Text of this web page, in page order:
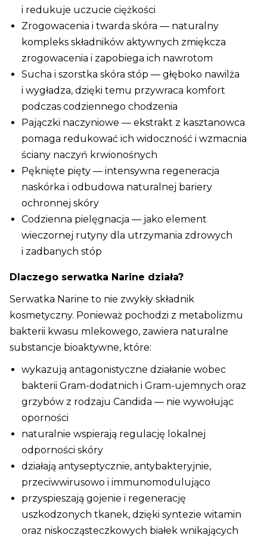
i redukuje uczucie ciężkości
Zrogowacenia i twarda skóra — naturalny
kompleks składników aktywnych zmiękcza
zrogowacenia i zapobiega ich nawrotom
Sucha i szorstka skóra stóp — głęboko nawilża
i wygładza, dzięki temu przywraca komfort
podczas codziennego chodzenia
Pajączki naczyniowe — ekstrakt z kasztanowca
pomaga redukować ich widoczność i wzmacnia
ściany naczyń krwionośnych
Pęknięte pięty — intensywna regeneracja
naskórka i odbudowa naturalnej bariery
ochronnej skóry
Codzienna pielęgnacja — jako element
wieczornej rutyny dla utrzymania zdrowych
i zadbanych stóp
Dlaczego serwatka Narine działa?
Serwatka Narine to nie zwykły składnik
kosmetyczny. Ponieważ pochodzi z metabolizmu
bakterii kwasu mlekowego, zawiera naturalne
substancje bioaktywne, które:
wykazują antagonistyczne działanie wobec
bakterii Gram-dodatnich i Gram-ujemnych oraz
grzybów z rodzaju Candida — nie wywołując
oporności
naturalnie wspierają regulację lokalnej
odporności skóry
działają antyseptycznie, antybakteryjnie,
przeciwwirusowo i immunomodulująco
przyspieszają gojenie i regenerację
uszkodzonych tkanek, dzięki syntezie witamin
oraz niskocząsteczkowych białek wnikających